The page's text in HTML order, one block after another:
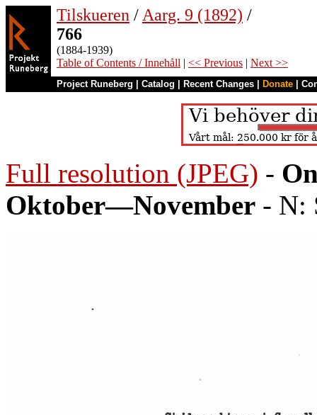
Tilskueren / Aarg. 9 (1892) /
766
(1884-1939)
Table of Contents / Innehåll | << Previous | Next >>
Project Runeberg Catalog Recent Changes Donate
Full resolution (JPEG) -
Oktober—November - N: